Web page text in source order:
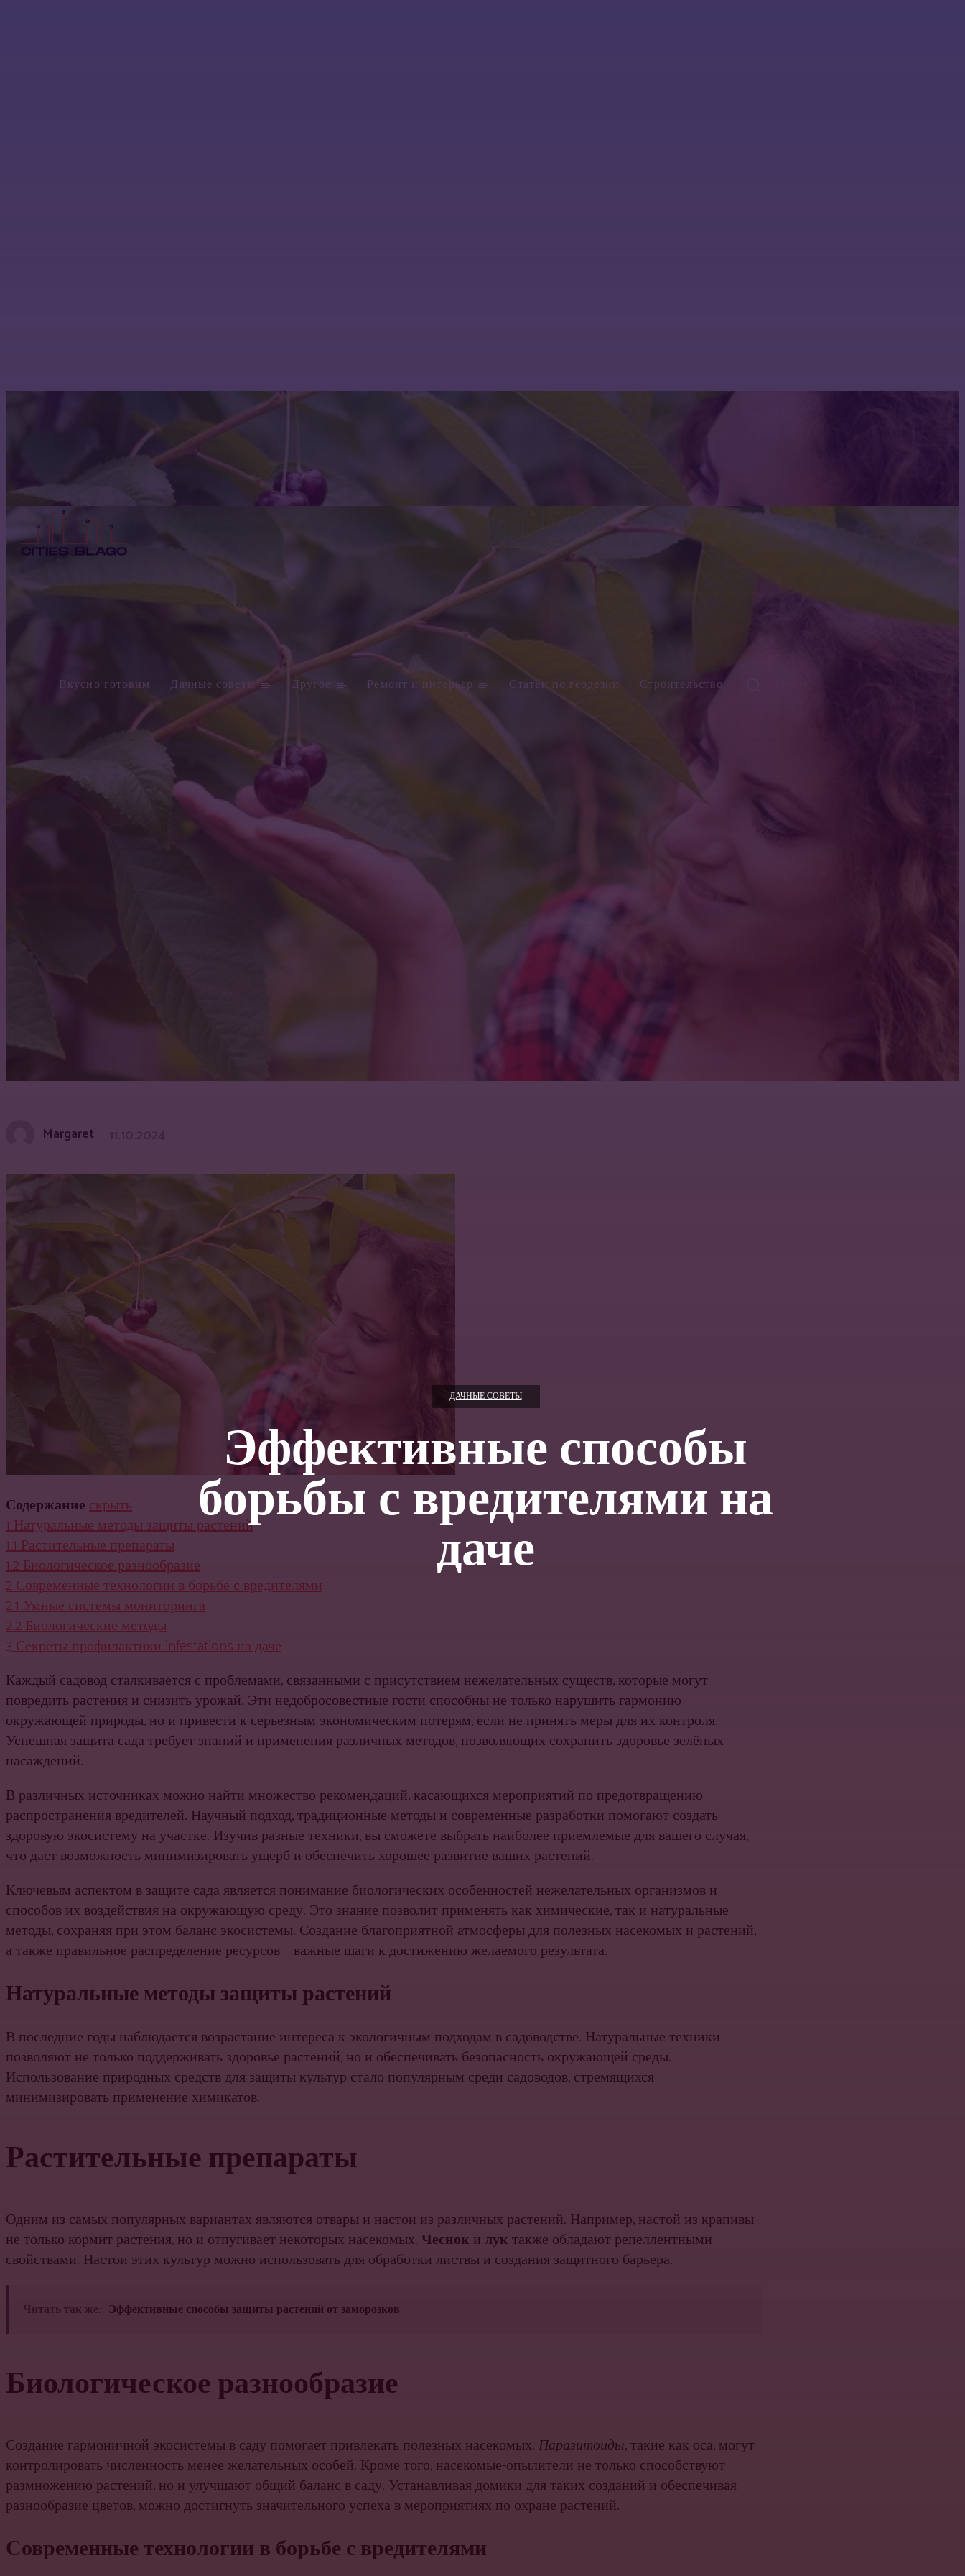
Вкусно готовим Дачные советы Другое Ремонт и интерьер Статьи по геодезии Строительство
ДАЧНЫЕ СОВЕТЫ
Эффективные способы
борьбы с вредителями на
даче
Margaret
Содержаниескрыть
1Натуральные методы защиты растений
1.1Растительные препараты
1.2Биологическое разнообразие
2Современные технологии в борьбе с вредителями
2.1Умные системы мониторинга
2.2Биологические методы
3Секреты профилактики infestations на даче
Каждый садовод сталкивается с проблемами, связанными с присутствием нежелательных существ, которые могут
повредить растения и снизить урожай. Эти недобросовестные гости способны не только нарушить гармонию
окружающей природы, но и привести к серьезным экономическим потерям, если не принять меры для их контроля.
Успешная защита сада требует знаний и применения различных методов, позволяющих сохранить здоровье зелёных
насаждений.
В различных источниках можно найти множество рекомендаций, касающихся мероприятий по предотвращению
распространения вредителей. Научный подход, традиционные методы и современные разработки помогают создать
здоровую экосистему на участке. Изучив разные техники, вы сможете выбрать наиболее приемлемые для вашего случая,
что даст возможность минимизировать ущерб и обеспечить хорошее развитие ваших растений.
Ключевым аспектом в защите сада является понимание биологических особенностей нежелательных организмов и
способов их воздействия на окружающую среду. Это знание позволит применять как химические, так и натуральные
методы, сохраняя при этом баланс экосистемы. Создание благоприятной атмосферы для полезных насекомых и растений,
а также правильное распределение ресурсов – важные шаги к достижению желаемого результата.
Натуральные методы защиты растений
В последние годы наблюдается возрастание интереса к экологичным подходам в садоводстве. Натуральные техники
позволяют не только поддерживать здоровье растений, но и обеспечивать безопасность окружающей среды.
Использование природных средств для защиты культур стало популярным среди садоводов, стремящихся
минимизировать применение химикатов.
Растительные препараты
Одним из самых популярных вариантах являются отвары и настои из различных растений. Например, настой из крапивы
не только кормит растения, но и отпугивает некоторых насекомых.Чеснок илуктакже обладают репеллентными
свойствами. Настои этих культур можно использовать для обработки листвы и создания защитного барьера.
Читать так же: Эффективные способы защиты растений от заморозков
Биологическое разнообразие
Создание гармоничной экосистемы в саду помогает привлекать полезных насекомых.Паразитоиды, такие как оса, могут
контролировать численность менее желательных особей. Кроме того, насекомые-опылители не только способствуют
размножению растений, но и улучшают общий баланс в саду. Устанавливая домики для таких созданий и обеспечивая
разнообразие цветов, можно достигнуть значительного успеха в мероприятиях по охране растений.
Современные технологии в борьбе с вредителями